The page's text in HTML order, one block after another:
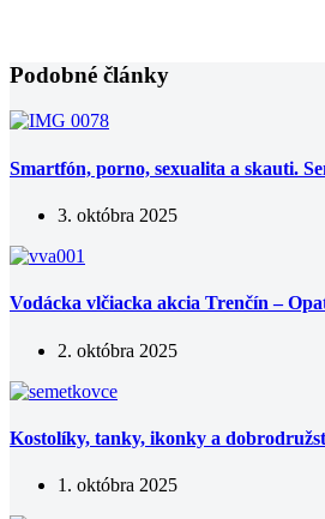
Podobné články
Smartfón, porno, sexualita a skauti.
3. októbra 2025
Vodácka vlčiacka akcia Trenčín –
2. októbra 2025
Kostolíky, tanky, ikonky a
1. októbra 2025